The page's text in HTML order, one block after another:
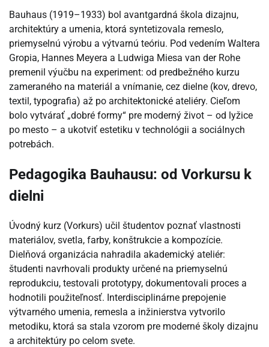
Bauhaus (1919–1933) bol avantgardná škola dizajnu,
architektúry a umenia, ktorá syntetizovala remeslo,
priemyselnú výrobu a výtvarnú teóriu. Pod vedením Waltera
Gropia, Hannes Meyera a Ludwiga Miesa van der Rohe
premenil výučbu na experiment: od predbežného kurzu
zameraného na materiál a vnímanie, cez dielne (kov, drevo,
textil, typografia) až po architektonické ateliéry. Cieľom
bolo vytvárať „dobré formy“ pre moderný život – od lyžice
po mesto – a ukotviť estetiku v technológii a sociálnych
potrebách.
Pedagogika Bauhausu: od Vorkursu k
dielni
Úvodný kurz (Vorkurs) učil študentov poznať vlastnosti
materiálov, svetla, farby, konštrukcie a kompozície.
Dielňová organizácia nahradila akademický ateliér:
študenti navrhovali produkty určené na priemyselnú
reprodukciu, testovali prototypy, dokumentovali proces a
hodnotili použiteľnosť. Interdisciplinárne prepojenie
výtvarného umenia, remesla a inžinierstva vytvorilo
metodiku, ktorá sa stala vzorom pre moderné školy dizajnu
a architektúry po celom svete.